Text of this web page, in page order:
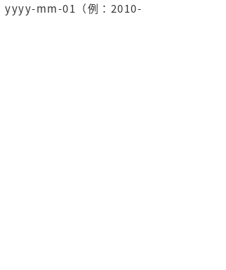
yyyy-mm-01（例：2010-